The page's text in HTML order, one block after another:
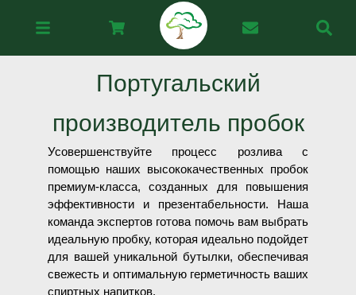
Португальский
производитель пробок
Усовершенствуйте процесс розлива с
помощью наших высококачественных пробок
премиум-класса, созданных для повышения
эффективности и презентабельности. Наша
команда экспертов готова помочь вам выбрать
идеальную пробку, которая идеально подойдет
для вашей уникальной бутылки, обеспечивая
свежесть и оптимальную герметичность ваших
спиртных напитков.